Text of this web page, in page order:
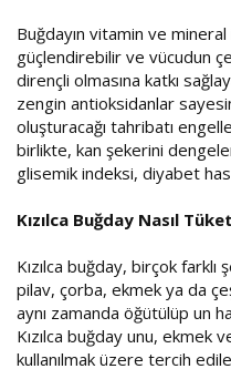
Buğdayın vitamin ve mineral
güçlendirebilir ve vücudun
dirençli olmasına katkı
zengin antioksidanlar
oluşturacağı tahribatı
birlikte, kan şekerini
glisemik indeksi, diyabet
Kızılca Buğday Nasıl
Kızılca buğday, birçok
pilav, çorba, ekmek ya da
aynı zamanda öğütülüp un
Kızılca buğday unu, ekmek
kullanılmak üzere tercih